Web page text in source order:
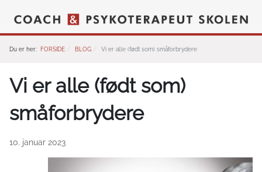
Du er her: FORSIDE BLOG Vi er alle (født som) småforbrydere
Vi er alle (født som)
småforbrydere
10. januar 2023